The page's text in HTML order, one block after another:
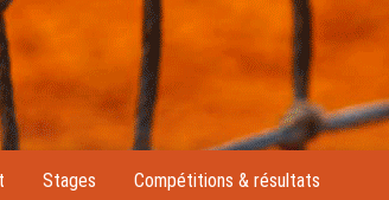
Stages Compétitions & résultats